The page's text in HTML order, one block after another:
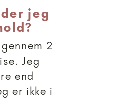
jeg
2
Jeg
end
er ikke i